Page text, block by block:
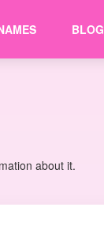
BLOG
about it.